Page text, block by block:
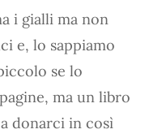
i gialli ma non
e, lo sappiamo
se lo
ma un libro
donarci in così